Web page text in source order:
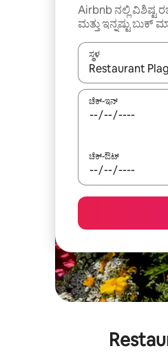
Airbnb ನಲ್ಲಿ ವಿಶಿಷ್ಟ
ಮತ್ತು ಇನ್ನಷ್ಟು ಬುಕ್
ಸ್ಥಳ
ಫಲಿತಾಂಶಗಳು
ಚೆಕ್-ಇನ್
ಚೆಕ್-ಔಟ್